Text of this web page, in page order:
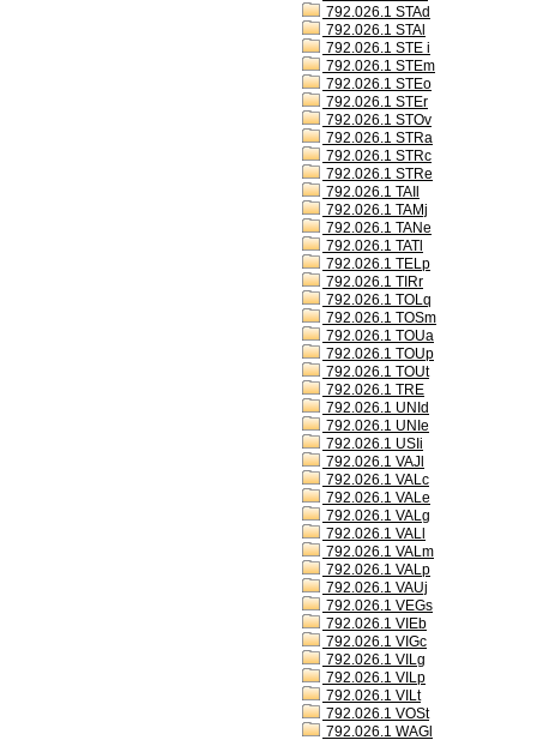
792.026.1 STAd
792.026.1 STAl
792.026.1 STE i
792.026.1 STEm
792.026.1 STEo
792.026.1 STEr
792.026.1 STOv
792.026.1 STRa
792.026.1 STRc
792.026.1 STRe
792.026.1 TAIl
792.026.1 TAMj
792.026.1 TANe
792.026.1 TATl
792.026.1 TELp
792.026.1 TIRr
792.026.1 TOLq
792.026.1 TOSm
792.026.1 TOUa
792.026.1 TOUp
792.026.1 TOUt
792.026.1 TRE
792.026.1 UNId
792.026.1 UNIe
792.026.1 USIi
792.026.1 VAJl
792.026.1 VALc
792.026.1 VALe
792.026.1 VALg
792.026.1 VALl
792.026.1 VALm
792.026.1 VALp
792.026.1 VAUj
792.026.1 VEGs
792.026.1 VIEb
792.026.1 VIGc
792.026.1 VILg
792.026.1 VILp
792.026.1 VILt
792.026.1 VOSt
792.026.1 WAGl